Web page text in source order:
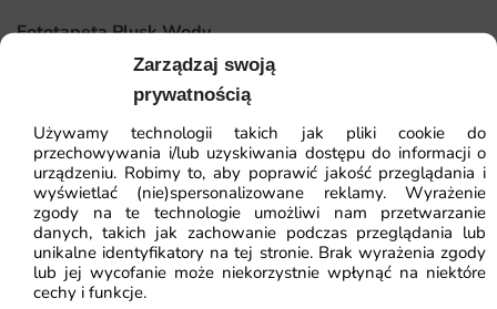
Zarządzaj swoją
prywatnością
Używamy technologii takich jak pliki cookie do
przechowywania i/lub uzyskiwania dostępu do informacji o
urządzeniu. Robimy to, aby poprawić jakość przeglądania i
wyświetlać (nie)spersonalizowane reklamy. Wyrażenie
zgody na te technologie umożliwi nam przetwarzanie
danych, takich jak zachowanie podczas przeglądania lub
unikalne identyfikatory na tej stronie. Brak wyrażenia zgody
lub jej wycofanie może niekorzystnie wpłynąć na niektóre
cechy i funkcje.
że jest to produkt dostosowany do indywidualnych potrzeb.
zastosowanie w łazience i kuchni.
Fototapeta Plusk Wody
64.51zł
Najniższa cena z 30 dni:41.93 zł
ZOBACZ WSZYSTKIE
Najczęściej zadawane pytania